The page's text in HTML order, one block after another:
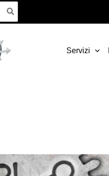
Servizi